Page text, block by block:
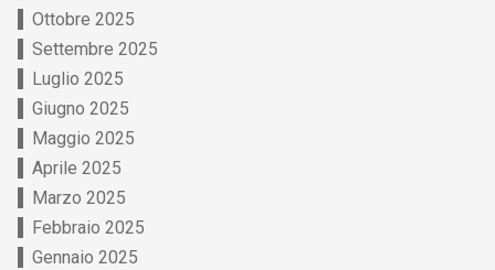
Ottobre 2025
Settembre 2025
Luglio 2025
Giugno 2025
Maggio 2025
Aprile 2025
Marzo 2025
Febbraio 2025
Gennaio 2025